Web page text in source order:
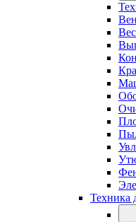
Техника